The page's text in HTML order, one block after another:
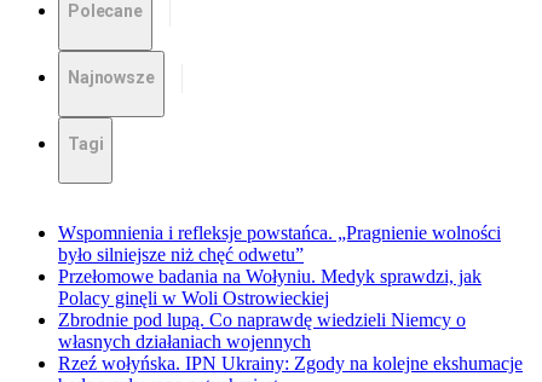
Polecane
Najnowsze
Tagi
Wspomnienia i refleksje powstańca. „Pragnienie wolności
było silniejsze niż chęć odwetu”
Przełomowe badania na Wołyniu. Medyk sprawdzi, jak
Polacy ginęli w Woli Ostrowieckiej
Zbrodnie pod lupą. Co naprawdę wiedzieli Niemcy o
własnych działaniach wojennych
Rzeź wołyńska. IPN Ukrainy: Zgody na kolejne ekshumacje